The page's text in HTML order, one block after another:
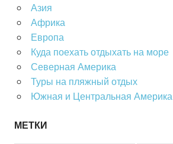
Азия
Африка
Европа
Куда поехать отдыхать на море
Северная Америка
Туры на пляжный отдых
Южная и Центральная Америка
МЕТКИ